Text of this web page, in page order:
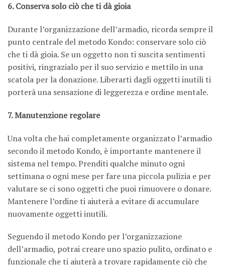
6. Conserva solo ciò che ti dà gioia
Durante l’organizzazione dell’armadio, ricorda sempre il
punto centrale del metodo Kondo: conservare solo ciò
che ti dà gioia. Se un oggetto non ti suscita sentimenti
positivi, ringrazialo per il suo servizio e mettilo in una
scatola per la donazione. Liberarti dagli oggetti inutili ti
porterà una sensazione di leggerezza e ordine mentale.
7. Manutenzione regolare
Una volta che hai completamente organizzato l’armadio
secondo il metodo Kondo, è importante mantenere il
sistema nel tempo. Prenditi qualche minuto ogni
settimana o ogni mese per fare una piccola pulizia e per
valutare se ci sono oggetti che puoi rimuovere o donare.
Mantenere l’ordine ti aiuterà a evitare di accumulare
nuovamente oggetti inutili.
Seguendo il metodo Kondo per l’organizzazione
dell’armadio, potrai creare uno spazio pulito, ordinato e
funzionale che ti aiuterà a trovare rapidamente ciò che